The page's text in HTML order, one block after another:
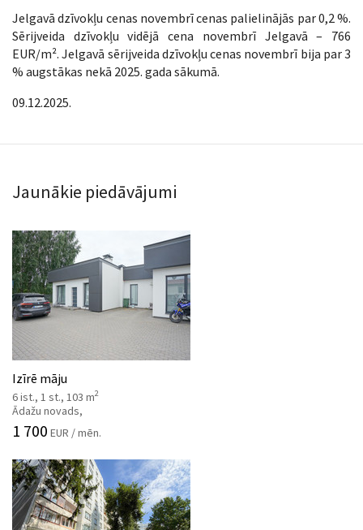
Jelgavā dzīvokļu cenas novembrī cenas palielinājās par 0,2 %.
Sērijveida dzīvokļu vidējā cena novembrī Jelgavā – 766
EUR/m². Jelgavā sērijveida dzīvokļu cenas novembrī bija par 3
% augstākas nekā 2025. gada sākumā.
09.12.2025.
Jaunākie piedāvājumi
Izīrē māju
6 ist., 1 st., 103 m2
Ādažu novads,
1 700 EUR / mēn.